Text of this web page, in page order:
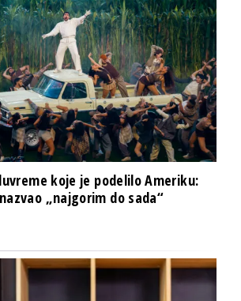
koje je podelilo Ameriku:
„najgorim do sada“